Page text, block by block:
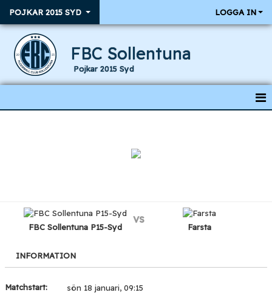
POJKAR 2015 SYD LOGGA IN
FBC Sollentuna
Pojkar 2015 Syd
TRUPPENFBC Sollentuna P15-Syd
vs
Farsta
INFORMATION
Matchstart:
sön 18 januari, 09:15